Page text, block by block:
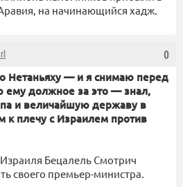
на начинающийся хадж.
0
Нетаньяху — и я снимаю перед
ему должное за это — знал,
и величайшую державу в
к плечу с Израилем против
Бецалель Смотрич
своего премьер-министра.